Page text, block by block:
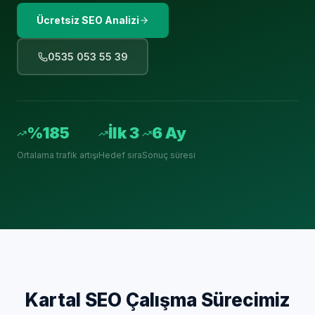
Ücretsiz SEO Analizi
0535 053 55 39
%185
Ortalama trafik artışı
İlk 3
Hedef sıra
6 Ay
Sonuç süresi
Kartal SEO Çalışma Sürecimiz